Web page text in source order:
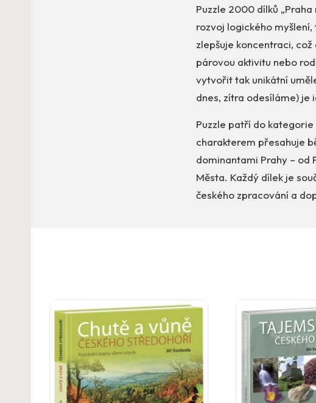
Puzzle 2000 dílků
rozvoj logického
zlepšuje koncentraci,
párovou aktivitu nebo
vytvořit tak unikátní
dnes, zítra odesíláme) je
Puzzle patří do
charakterem přesahuje
dominantami Prahy – od
Města. Každý dílek je
českého zpracování a